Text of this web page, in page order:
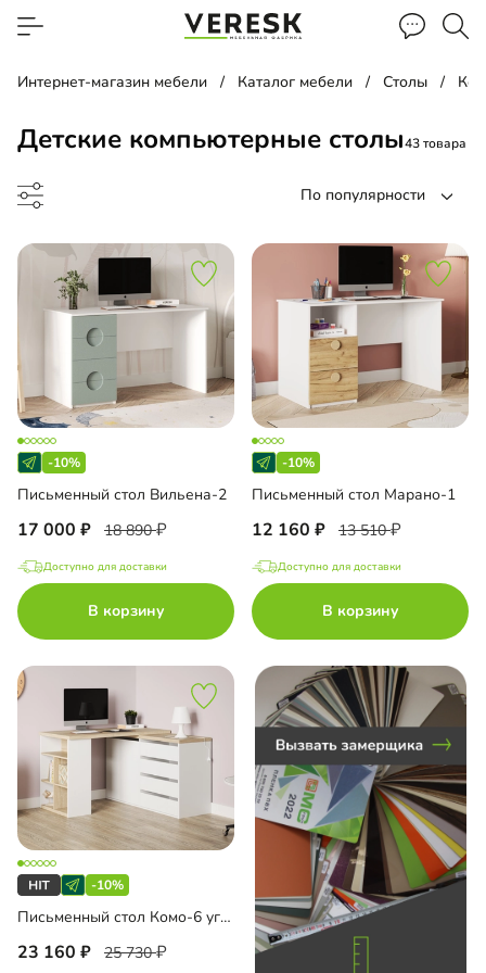
Интернет-магазин мебели Каталог мебели Столы
Детские компьютерные столы43 товара
По популярности
стол
зона
в детскую
до
до
до
-10%
Письменный стол Вильена-2
17 000 18 890
Доступно для доставки
В корзину
-10%
Письменный стол Марано-1
12 160 13 510
Доступно для доставки
В корзину
-10%
Письменный стол Комо-6 угловой
23 160 25 730